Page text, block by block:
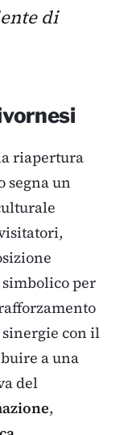
di
riapertura
segna un
per
con il
a una
del
,